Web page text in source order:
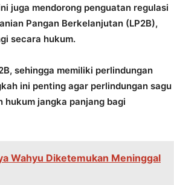
juga mendorong penguatan regulasi
Pangan Berkelanjutan (LP2B),
secara hukum.
sehingga memiliki perlindungan
ini penting agar perlindungan sagu
jangka panjang bagi
Wahyu Diketemukan Meninggal